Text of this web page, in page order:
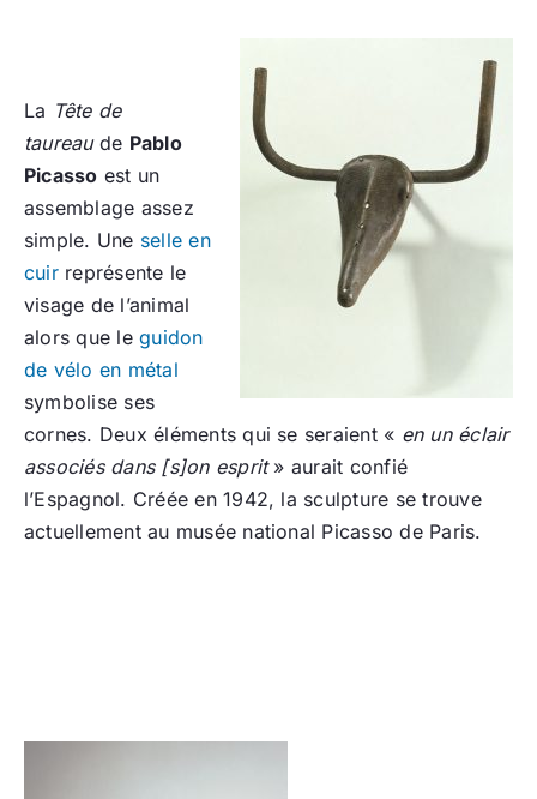
La Tête de
taureaude Pablo
Picasso est un
assemblage assez
simple. Une selle en
cuirreprésente le
visage de l’animal
alors que leguidon
de vélo en métal
symbolise ses
cornes. Deux éléments qui se seraient « en un éclair
associés dans [s]on esprit» aurait confié
l’Espagnol. Créée en 1942, la sculpture se trouve
actuellement au musée national Picasso de Paris.